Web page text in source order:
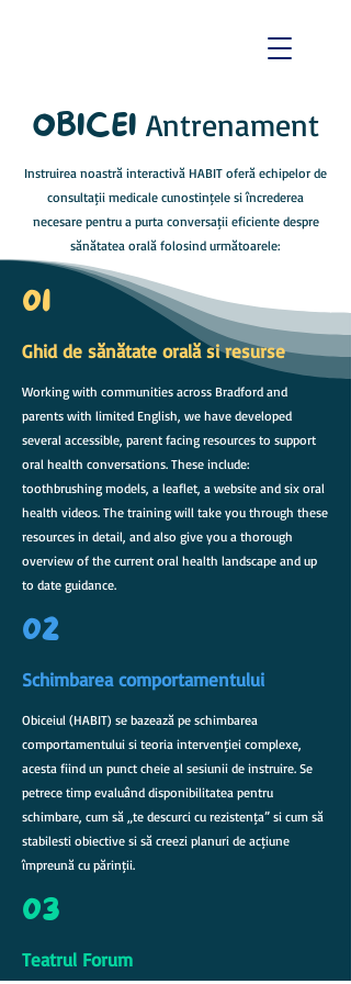
OBICEI Antrenament
Instruirea noastră interactivă HABIT oferă echipelor de
consultații medicale cunoștințele și încrederea
necesare pentru a purta conversații eficiente despre
sănătatea orală folosind următoarele:
01
Ghid de sănătate orală și resurse
Working with communities across Bradford and
parents with limited English, we have developed
several accessible, parent facing resources to support
oral health conversations. These include:
toothbrushing models, a leaflet, a website and six oral
health videos. The training will take you through these
resources in detail, and also give you a thorough
overview of the current oral health landscape and up
to date guidance.
02
Schimbarea comportamentului
Obiceiul (HABIT) se bazează pe schimbarea
comportamentului și teoria intervenției complexe,
acesta fiind un punct cheie al sesiunii de instruire. Se
petrece timp evaluând disponibilitatea pentru
schimbare, cum să „te descurci cu rezistența” și cum să
stabilești obiective și să creezi planuri de acțiune
împreună cu părinții.
03
Teatrul Forum